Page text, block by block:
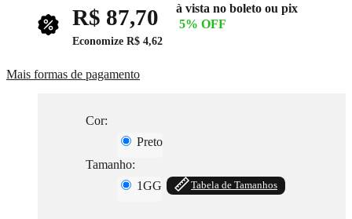
R$ 87,70
à vista no boleto ou pix
5% OFF
Economize R$ 4,62
Mais formas de pagamento
Cor:
Preto
Tamanho:
1GG
Tabela de Tamanhos